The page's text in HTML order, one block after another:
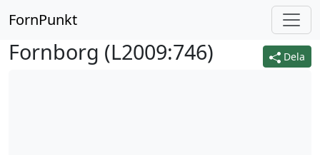
FornPunkt
Dela
Fornborg (L2009:746)